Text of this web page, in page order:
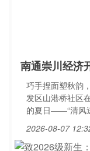
南通崇川经济
巧手捏面塑秋韵
发区山港桥社区
的夏日——“清风
2026-08-07